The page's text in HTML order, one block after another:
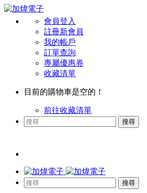
會員登入
註冊新會員
我的帳戶
訂單查詢
專屬優惠券
收藏清單
目前的購物車是空的！
前往收藏清單
搜尋
搜尋